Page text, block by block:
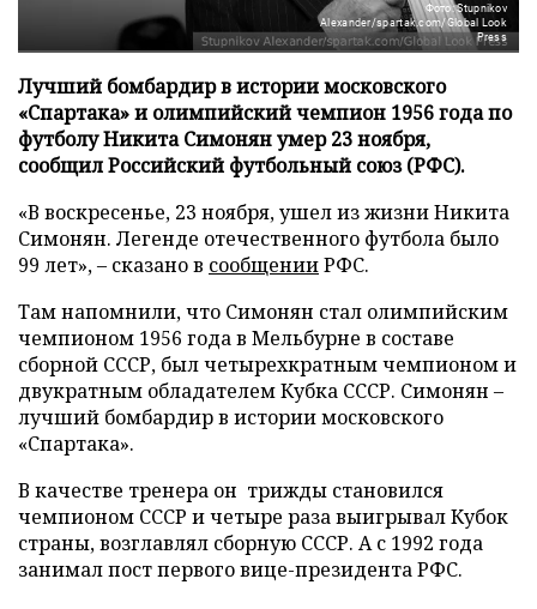
Фото: Stupnikov
Alexander/spartak.com/Global Look
Press
Лучший бомбардир в истории московского
«Спартака» и олимпийский чемпион 1956 года по
футболу Никита Симонян умер 23 ноября,
сообщил Российский футбольный союз (РФС).
«В воскресенье, 23 ноября, ушел из жизни Никита
Симонян. Легенде отечественного футбола было
99 лет», – сказано в сообщенииРФС.
Там напомнили, что Симонян стал олимпийским
чемпионом 1956 года в Мельбурне в составе
сборной СССР, был четырехкратным чемпионом и
двукратным обладателем Кубка СССР. Симонян –
лучший бомбардир в истории московского
«Спартака».
В качестве тренера он трижды становился
чемпионом СССР и четыре раза выигрывал Кубок
страны, возглавлял сборную СССР. А с 1992 года
занимал пост первого вице-президента РФС.